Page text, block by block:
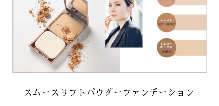
スムースリフトパウダーファンデーション